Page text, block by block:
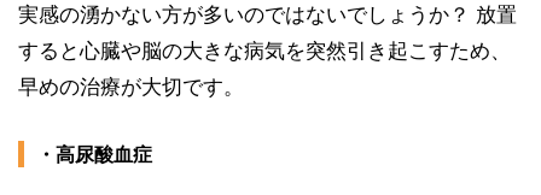
実感の湧かない方が多いのではないでしょうか？ 放置
すると心臓や脳の大きな病気を突然引き起こすため、
早めの治療が大切です。
・高尿酸血症